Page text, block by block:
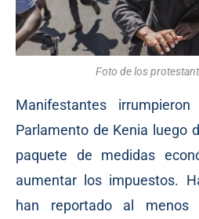
Foto de los
Manifestantes
Parlamento de Kenia luego
paquete de medidas
aumentar los impuestos.
han reportado al menos